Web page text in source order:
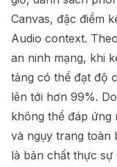
Canvas, đặc điểm
Audio context.
an ninh mạng, khi
tảng có thể đạt độ
lên tới hơn 99%.
không thể đáp ứng
và ngụy trang toàn
là bản chất thực sự